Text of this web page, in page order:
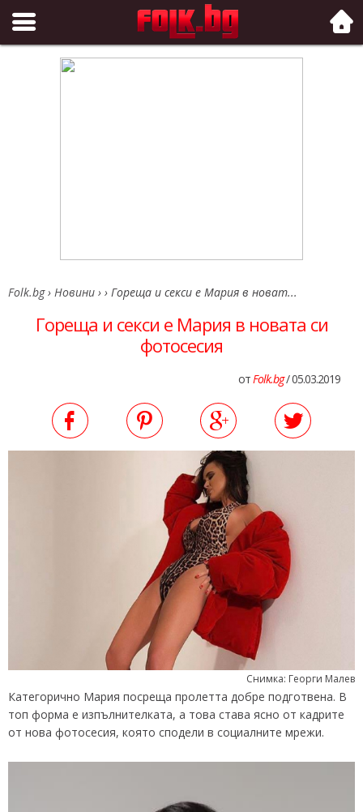
Folk.bg
Folk.bg › Новини › › Гореща и секси е Мария в новат...
Гореща и секси е Мария в новата си
фотосесия
отFolk.bg/ 05.03.2019
Снимка: Георги Малев
Категорично Мария посреща пролетта добре подготвена. В
топ форма е изпълнителката, а това става ясно от кадрите
от нова фотосесия, която сподели в социалните мрежи.